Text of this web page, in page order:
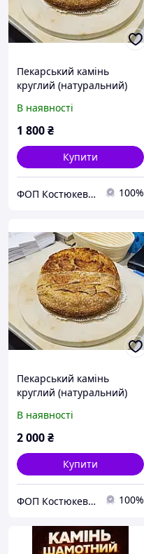
Пекарський камінь
круглий (натуральний)
d = 33 см, h = 2см. Для
духовок, грилів, тандирів
В наявності
1 800₴
Купити
ФОП Костюкевич М.Є. 100%
Пекарський камінь
круглий (натуральний)
d = 35 см, h = 2см. Для
духовок, грилів, тандирів
В наявності
2 000₴
Купити
ФОП Костюкевич М.Є. 100%